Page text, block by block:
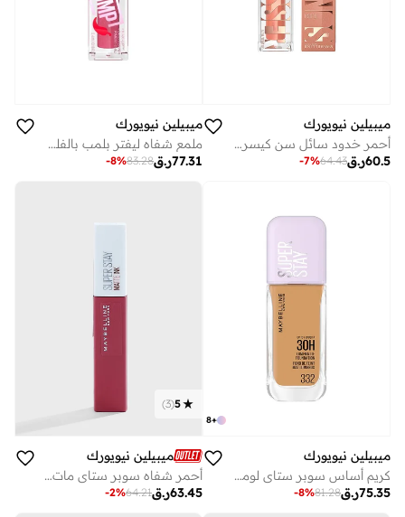
ميبيلين نيويورك
أحمر خدود سائل سن كيسر جلو مع فيتامين هـ - 03 سول سيرتش
ر.ق60.5
64.43
-7%
ميبيلين نيويورك
ملمع شفاه ليفتر بلمب بالفلفل الحار ميبلين (بلاش بليز)
ر.ق77.31
83.28
-8%
+
8
ميبيلين نيويورك
كريم أساس سوبر ستاي لومي-مات بثبات 30 ساعة - 332
ر.ق75.35
81.28
-8%
5
(
3
)
ميبيلين نيويورك
أحمر شفاه سوبر ستاي مات إنك أن نود السائل – 80 رولر
ر.ق63.45
64.21
-2%